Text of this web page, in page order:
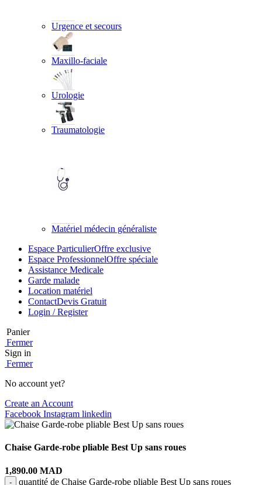
Urgence et secours
Maxillo-faciale
Urologie
Traumatologie
Matériel médecin généraliste
Espace ParticulierOffre exclusive
Espace ProfessionnelOffre spéciale
Assistance Medicale
Garde malade
Location matériel
ContactDevis Gratuit
Login / Register
Panier
Fermer
Sign in
Fermer
No account yet?
Create an Account
Facebook Instagram linkedin
Chaise Garde-robe pliable Best Up sans roues
1,890.00 MAD
quantité de Chaise Garde-robe pliable Best Up sans roues